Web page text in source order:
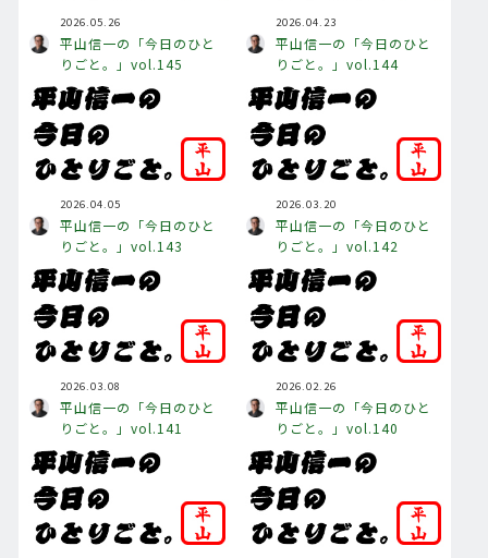
2026.05.26
平山信一の「今日のひと
りごと。」vol.145
2026.04.23
平山信一の「今日のひと
りごと。」vol.144
2026.04.05
平山信一の「今日のひと
りごと。」vol.143
2026.03.20
平山信一の「今日のひと
りごと。」vol.142
2026.03.08
平山信一の「今日のひと
りごと。」vol.141
2026.02.26
平山信一の「今日のひと
りごと。」vol.140